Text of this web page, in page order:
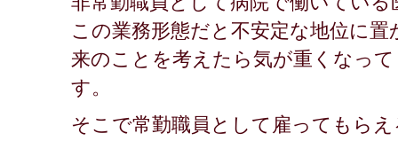
この業務形態だと不安定な地位に
来のことを考えたら気が重くなっ
す。
そこで常勤職員として雇ってもら